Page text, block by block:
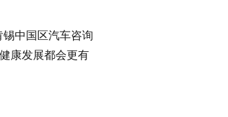
锡中国区汽车咨询
康发展都会更有